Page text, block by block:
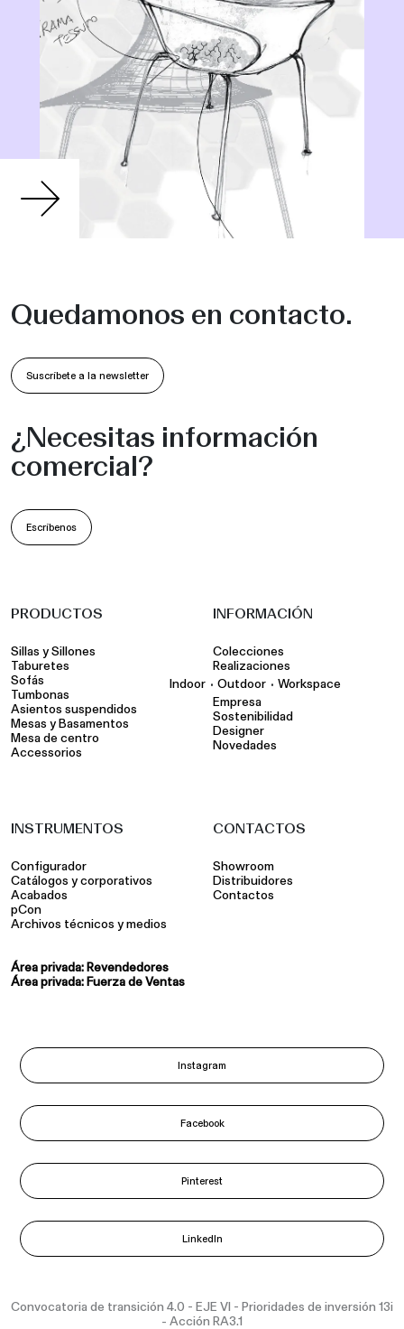
Quedamonos en contacto.
Suscríbete a la newsletter
¿Necesitas información
comercial?
Escríbenos
PRODUCTOS
Sillas y Sillones
Taburetes
Sofás
Tumbonas
Asientos suspendidos
Mesas y Basamentos
Mesa de centro
Accessorios
INFORMACIÓN
Colecciones
Realizaciones
Indoor • Outdoor • Workspace
Empresa
Sostenibilidad
Designer
Novedades
INSTRUMENTOS
Configurador
Catálogos y corporativos
Acabados
pCon
Archivos técnicos y medios
Área privada: Revendedores
Área privada: Fuerza de Ventas
CONTACTOS
Showroom
Distribuidores
Contactos
Instagram
Facebook
Pinterest
LinkedIn
Convocatoria de transición 4.0 - EJE VI - Prioridades de inversión 13i
- Acción RA3.1